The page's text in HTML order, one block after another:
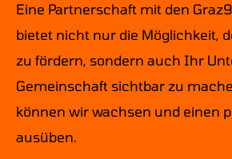
Eine Partnerschaft mit den
bietet nicht nur die Möglichkeit,
zu fördern, sondern auch Ihr
Gemeinschaft sichtbar zu
können wir wachsen und einen
ausüben.